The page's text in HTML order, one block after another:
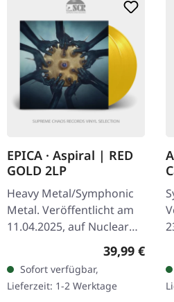
EPICA · Aspiral | RED
GOLD 2LP
Heavy Metal/Symphonic
Metal. Veröffentlicht am
11.04.2025, auf Nuclear
Blast Records. Rot-
Goldenes Doppel-Vinyl im
Gatefold-Cover. Die…
Regulärer
39,99 €
Sofort verfügbar,
Lieferzeit: 1-2 Werktage